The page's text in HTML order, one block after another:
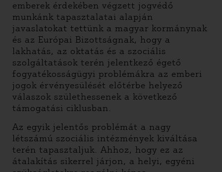
emberek érdekében végzett jogvédő
munkánk tapasztalatai alapján
javaslatokat tettünk a magyar kormánynak
és az Európai Bizottságnak, hogy a
lakhatás, az oktatás és a szociális
szolgáltatások terén jelentkező égető
fogyatékosságügyi problémákra az emberi
jogok érvényesülését előtérbe helyező
válaszok születhessenek a következő
támogatási ciklusban.
Az egyik jelentős problémát a nagy
létszámú szociális intézmények kiváltása
terén tapasztaljuk. Ahhoz, hogy ez az
átalakítás sikerrel járjon, a helyi, egyéni